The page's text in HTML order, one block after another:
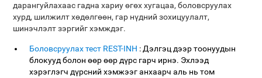
дарангуйлахаас гадна хариу өгөх хугацаа, боловсруулах
хурд, шилжилт хөдөлгөөн, гар нүдний зохицуулалт,
шинэчлэлт зэргийг хэмждэг.
Боловсруулах тест REST-INH : Дэлгэц дээр тоонуудын
блокууд болон өөр өөр дүрс гарч ирнэ. Эхлээд
хэрэглэгч дүрсний хэмжээг анхаарч аль нь том